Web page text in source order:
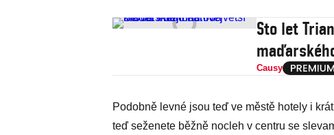
Sto let
Causy
Podobně levné jsou teď ve městě hotely i
teď seženete běžně nocleh v centru se